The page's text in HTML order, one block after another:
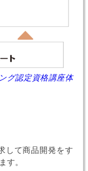
グ認定資格講座体
して商品開発をす
す。